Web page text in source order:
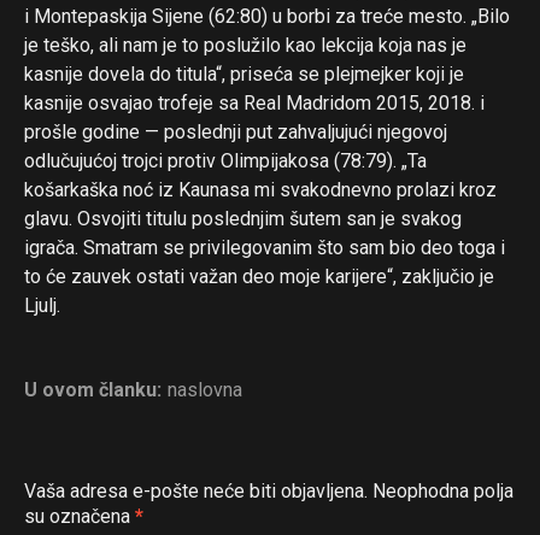
i Montepaskija Sijene (62:80) u borbi za treće mesto. „Bilo
je teško, ali nam je to poslužilo kao lekcija koja nas je
kasnije dovela do titula“, priseća se plejmejker koji je
kasnije osvajao trofeje sa Real Madridom 2015, 2018. i
prošle godine — poslednji put zahvaljujući njegovoj
odlučujućoj trojci protiv Olimpijakosa (78:79). „Ta
košarkaška noć iz Kaunasa mi svakodnevno prolazi kroz
glavu. Osvojiti titulu poslednjim šutem san je svakog
igrača. Smatram se privilegovanim što sam bio deo toga i
to će zauvek ostati važan deo moje karijere“, zaključio je
Ljulj.
U ovom članku: naslovna
Vaša adresa e-pošte neće biti objavljena. Neophodna polja
su označena *